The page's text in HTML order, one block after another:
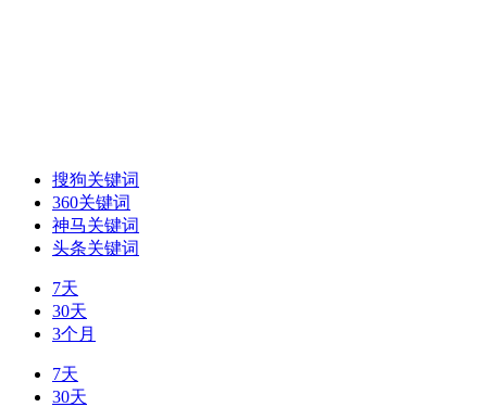
搜狗关键词
360关键词
神马关键词
头条关键词
7天
30天
3个月
7天
30天